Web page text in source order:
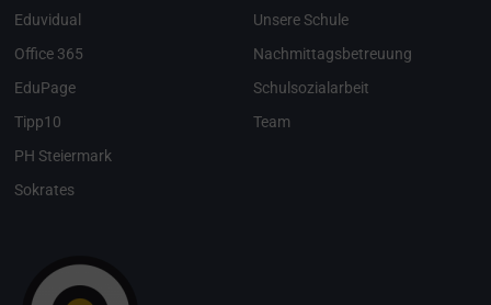
Eduvidual
Office 365
EduPage
Tipp10
PH Steiermark
Sokrates
Unsere Schule
Nachmittagsbetreuung
Schulsozialarbeit
Team